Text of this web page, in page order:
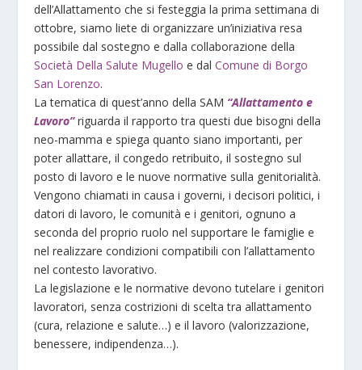
dell’Allattamento che si festeggia la prima settimana di
ottobre, siamo liete di organizzare un’iniziativa resa
possibile dal sostegno e dalla collaborazione della
Società Della Salute Mugello e dalComune di Borgo
San Lorenzo.
La tematica di quest’anno della SAM “Allattamento e
Lavoro”riguarda il rapporto tra questi due bisogni della
neo-mamma e spiega quanto siano importanti, per
poter allattare, il congedo retribuito, il sostegno sul
posto di lavoro e le nuove normative sulla genitorialità.
Vengono chiamati in causa i governi, i decisori politici, i
datori di lavoro, le comunità e i genitori, ognuno a
seconda del proprio ruolo nel supportare le famiglie e
nel realizzare condizioni compatibili con l’allattamento
nel contesto lavorativo.
La legislazione e le normative devono tutelare i genitori
lavoratori, senza costrizioni di scelta tra allattamento
(cura, relazione e salute…) e il lavoro (valorizzazione,
benessere, indipendenza…).